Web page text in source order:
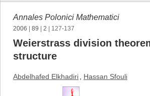
Annales Polonici Mathematici
2006 89 2 | 127-137
Weierstrass division
structure
Abdelhafed Elkhadiri Hassan Sfouli